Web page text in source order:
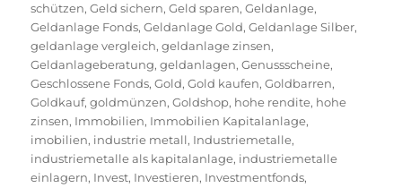
schützen,Geld sichern,Geld sparen,Geldanlage,
Geldanlage Fonds,Geldanlage Gold,Geldanlage Silber,
geldanlage vergleich,geldanlage zinsen,
Geldanlageberatung,geldanlagen,Genussscheine,
Geschlossene Fonds,Gold,Gold kaufen,Goldbarren,
Goldkauf,goldmünzen,Goldshop, hohe rendite, hohe
zinsen, Immobilien, Immobilien Kapitalanlage,
imobilien, industrie metall, Industriemetalle,
industriemetalle als kapitalanlage, industriemetalle
einlagern, Invest, Investieren, Investmentfonds,